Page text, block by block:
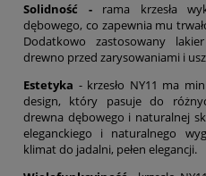
Solidność - rama krzesła
dębowego, co zapewnia mu
Dodatkowo zastosowany
drewno przed zarysowaniami i
Estetyka - krzesło NY11 ma
design, który pasuje do
drewna dębowego i naturalnej
eleganckiego i naturalnego
klimat do jadalni, pełen elegancji.